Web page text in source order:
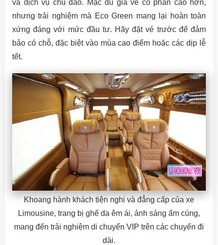
và dịch vụ chu đáo. Mặc dù giá vé có phần cao hơn,
nhưng trải nghiệm mà Eco Green mang lại hoàn toàn
xứng đáng với mức đầu tư. Hãy đặt vé trước để đảm
bảo có chỗ, đặc biệt vào mùa cao điểm hoặc các dịp lễ
tết.
Khoang hành khách tiện nghi và đẳng cấp của xe
Limousine, trang bị ghế da êm ái, ánh sáng ấm cúng,
mang đến trải nghiệm di chuyển VIP trên các chuyến đi
dài.